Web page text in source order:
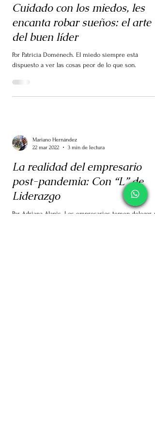
Cuidado con los miedos, les
encanta robar sueños: el arte
del buen líder
Por Patricia Doménech. El miedo siempre está
dispuesto a ver las cosas peor de lo que son.
Mariano Hernández
22 mar 2022
3 min de lectura
La realidad del empresario
post-pandemia: Con “L” de
Liderazgo
Por Adriana Alanis. Los empresarios temen delegar, y